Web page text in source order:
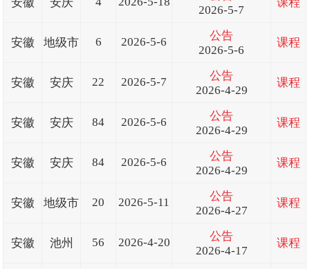
2026-5-7
安徽 地级市 6 2026-5-6
公告
2026-5-6
课程
安徽 安庆 22 2026-5-7
公告
2026-4-29
课程
安徽 安庆 84 2026-5-6
公告
2026-4-29
课程
安徽 安庆 84 2026-5-6
公告
2026-4-29
课程
安徽 地级市 20 2026-5-11
公告
2026-4-27
课程
安徽 池州 56 2026-4-20
公告
2026-4-17
课程